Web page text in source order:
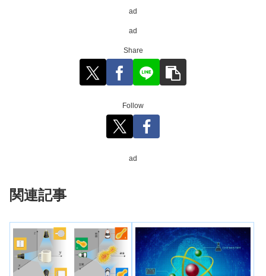
ad
ad
Share
Follow
ad
関連記事